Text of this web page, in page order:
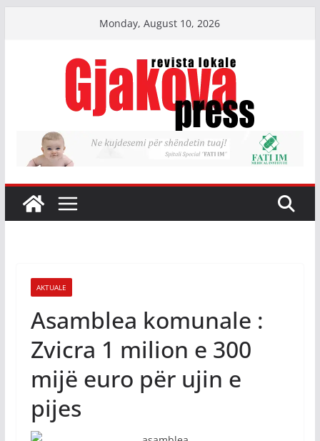
Monday, August 10, 2026
AKTUALE
Asamblea komunale :
Zvicra 1 milion e 300
mijë euro për ujin e
pijes